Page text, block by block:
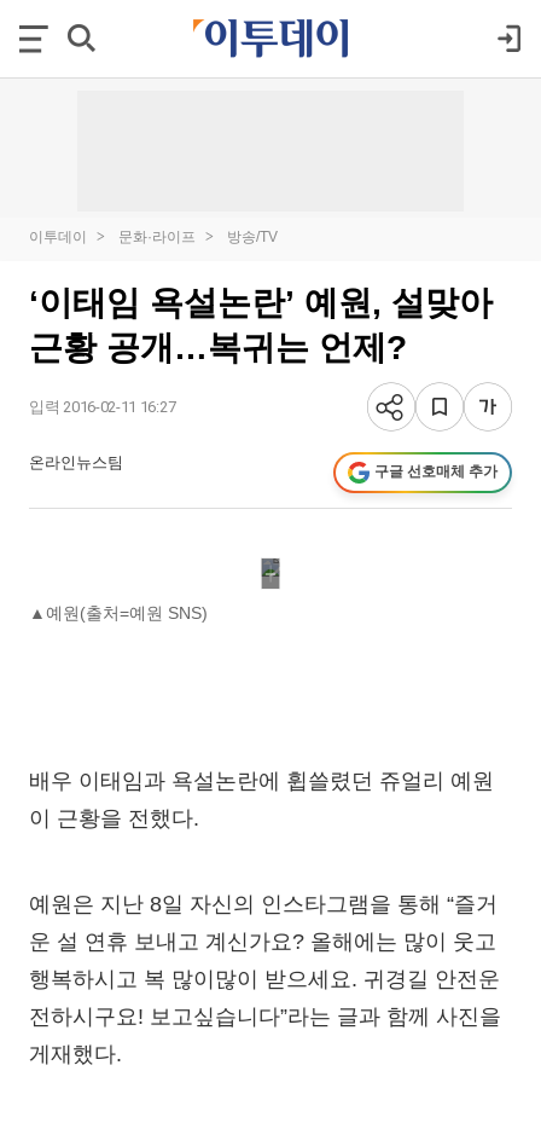
이투데이 문화·라이프 방송/TV
‘이태임 욕설논란’ 예원, 설맞아
근황 공개…복귀는 언제?
입력 2016-02-11 16:27
온라인뉴스팀 구글 선호매체 추가
▲예원(출처=예원 SNS)
배우 이태임과 욕설논란에 휩쓸렸던 쥬얼리 예원
이 근황을 전했다.
예원은 지난 8일 자신의 인스타그램을 통해 “즐거
운 설 연휴 보내고 계신가요? 올해에는 많이 웃고
행복하시고 복 많이많이 받으세요. 귀경길 안전운
전하시구요! 보고싶습니다”라는 글과 함께 사진을
게재했다.